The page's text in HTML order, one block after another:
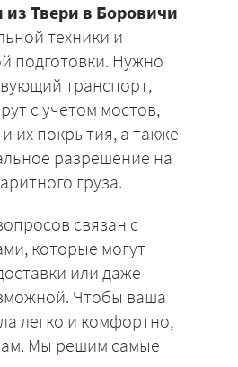
из Твери в Боровичи
техники и
подготовки. Нужно
транспорт,
с учетом мостов,
их покрытия, а также
разрешение на
груза.
связан с
которые могут
или даже
Чтобы ваша
легко и комфортно,
Мы решим самые